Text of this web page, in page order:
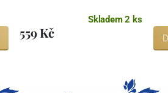
Skladem 2 ks
559 Kč